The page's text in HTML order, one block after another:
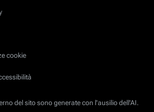
cookie
del sito sono generate con l'ausilio dell'AI.